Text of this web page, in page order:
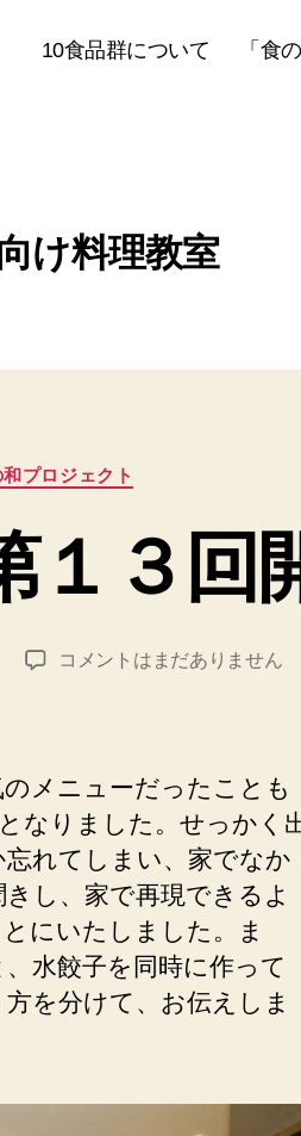
10食品群について
「食
け料理教室
プロジェクト
１３回
男
理
講
座
３
回
開
コメントはまだありません
メニューだったことも
なりました。せっかく
れてしまい、家でなか
し、家で再現できるよ
にいたしました。ま
水餃子を同時に作って
を分けて、お伝えしま